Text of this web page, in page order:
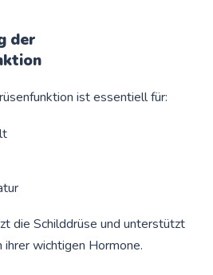
der
ist essentiell für:
die Schilddrüse und unterstützt
wichtigen Hormone.